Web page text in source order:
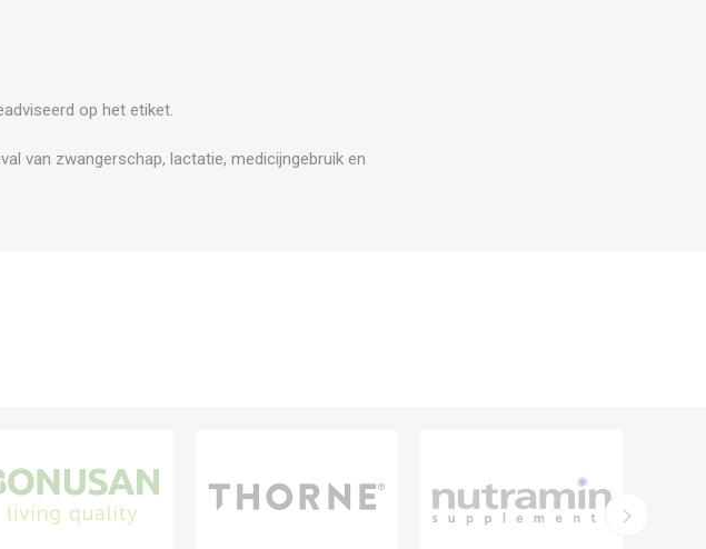
op het etiket.
van zwangerschap, lactatie, medicijngebruik en